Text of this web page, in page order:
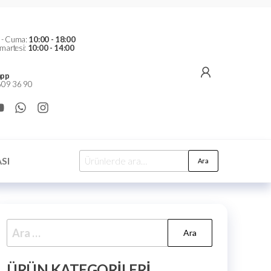
- Cuma: 10:00 - 18:00
10:00 - 14:00
36 90
Ara